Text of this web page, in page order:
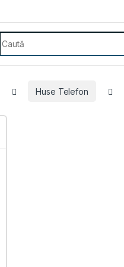
Search for:
Huse Telefon